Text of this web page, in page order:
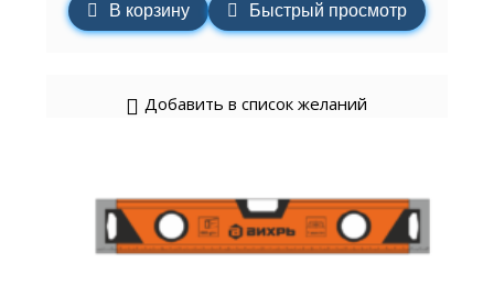
В корзину Быстрый просмотр
Добавить в список желаний